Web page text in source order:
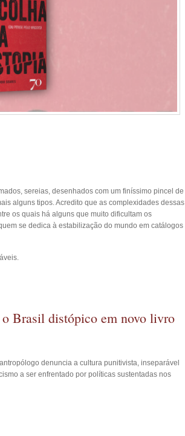
sereias, desenhados com um finíssimo pincel de
alguns tipos. Acredito que as complexidades dessas
os quais há alguns que muito dificultam os
se dedica à estabilização do mundo em catálogos
Brasil distópico em novo livro
denuncia a cultura punitivista, inseparável
a ser enfrentado por políticas sustentadas nos